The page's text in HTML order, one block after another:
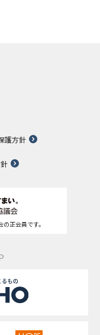
護方針
正会員です。